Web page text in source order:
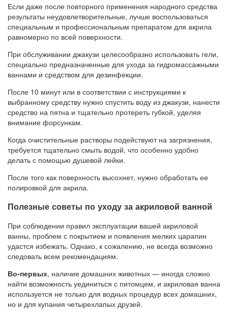
Если даже после повторного применения народного средства
результаты неудовлетворительные, лучше воспользоваться
специальным и профессиональным препаратом для акрила
равномерно по всей поверхности.
При обслуживании джакузи целесообразно использовать гели,
специально предназначенные для ухода за гидромассажными
ваннами и средством для дезинфекции.
После 10 минут или в соответствии с инструкциями к
выбранному средству нужно спустить воду из джакузи, нанести
средство на пятна и тщательно протереть губкой, уделяя
внимание форсункам.
Когда очистительные растворы подействуют на загрязнения,
требуется тщательно смыть водой, что особенно удобно
делать с помощью душевой лейки.
После того как поверхность высохнет, нужно обработать ее
полировкой для акрила.
Полезные советы по уходу за акриловой ванной
При соблюдении правил эксплуатации вашей акриловой
ванны, проблем с покрытием и появления мелких царапин
удастся избежать. Однако, к сожалению, не всегда возможно
следовать всем рекомендациям.
Во-первых, наличие домашних животных — иногда сложно
найти возможность уединиться с питомцем, и акриловая ванна
используется не только для водных процедур всех домашних,
но и для купания четырехлапых друзей.